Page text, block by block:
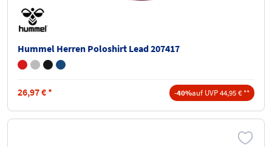
Hummel Herren Poloshirt Lead 207417
26,97€ * -40%auf UVP 44,95 € **